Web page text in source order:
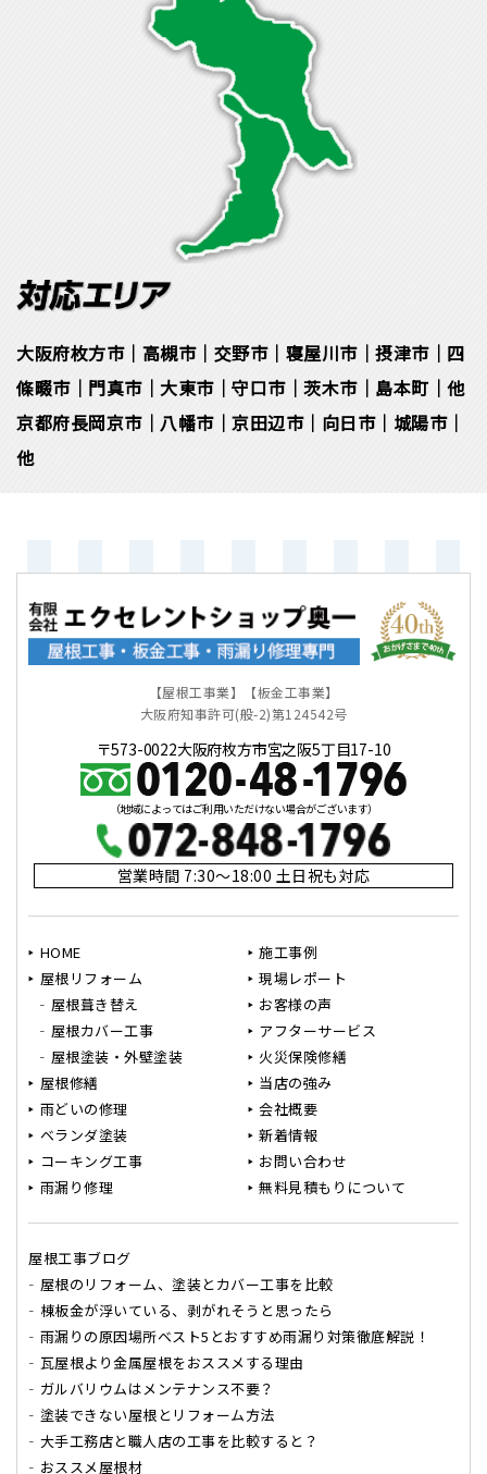
大阪府枚方市｜高槻市｜交野市｜寝屋川市｜摂津市｜四
條畷市｜門真市｜大東市｜守口市｜茨木市｜島本町｜他
京都府長岡京市｜八幡市｜京田辺市｜向日市｜城陽市｜
他
【屋根工事業】【板金工事業】
大阪府知事許可(般-2)第124542号
〒573-0022大阪府枚方市宮之阪5丁目17-10
（地域によってはご利用いただけない場合がございます）
営業時間 7:30～18:00 土日祝も対応
HOME
屋根リフォーム
屋根葺き替え
屋根カバー工事
屋根塗装・外壁塗装
屋根修繕
雨どいの修理
ベランダ塗装
コーキング工事
雨漏り修理
施工事例
現場レポート
お客様の声
アフターサービス
火災保険修繕
当店の強み
会社概要
新着情報
お問い合わせ
無料見積もりについて
屋根工事ブログ
屋根のリフォーム、塗装とカバー工事を比較
棟板金が浮いている、剥がれそうと思ったら
雨漏りの原因場所ベスト5とおすすめ雨漏り対策徹底解説！
瓦屋根より金属屋根をおススメする理由
ガルバリウムはメンテナンス不要？
塗装できない屋根とリフォーム方法
大手工務店と職人店の工事を比較すると？
おススメ屋根材